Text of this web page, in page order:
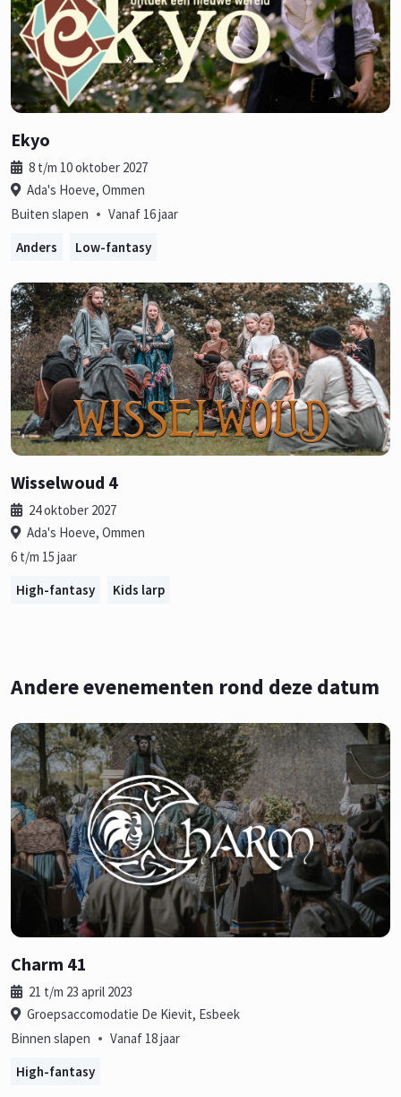
Ekyo
8 t/m 10 oktober 2027
Ada's Hoeve, Ommen
Buiten slapen • Vanaf 16 jaar
Anders
Low-fantasy
Wisselwoud 4
24 oktober 2027
Ada's Hoeve, Ommen
6 t/m 15 jaar
High-fantasy
Kids larp
Andere evenementen rond deze datum
Charm 41
21 t/m 23 april 2023
Groepsaccomodatie De Kievit, Esbeek
Binnen slapen • Vanaf 18 jaar
High-fantasy